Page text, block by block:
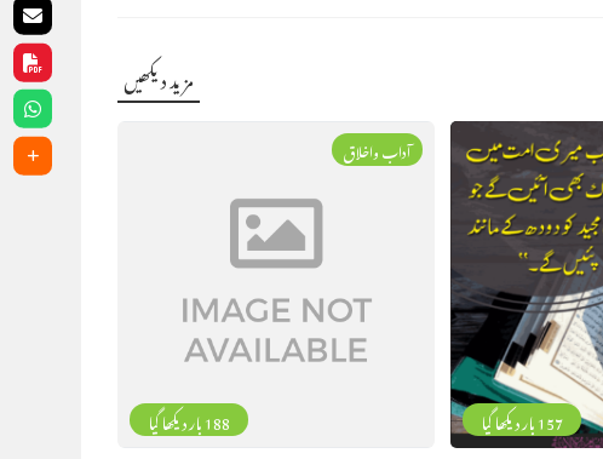
مزید دیکھیں
188 بار دیکھا گیا
آداب واخلاق
157 بار دیکھا گیا